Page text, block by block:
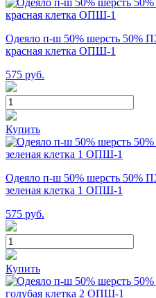
Одеяло п-ш 50% шерсть 50%
красная клетка ОПШ-1
575 руб.
Купить
Одеяло п-ш 50% шерсть 50%
зеленая клетка 1 ОПШ-1
575 руб.
Купить